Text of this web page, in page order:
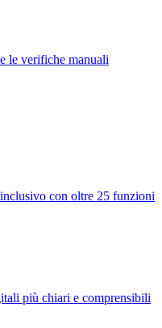
le verifiche manuali
con oltre 25 funzioni
più chiari e comprensibili